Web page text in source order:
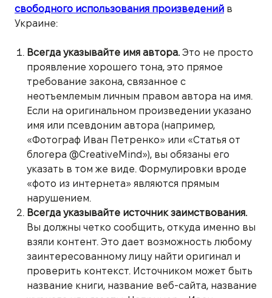
свободного использования произведений в
Украине:
Всегда указывайте имя автора. Это не просто
проявление хорошего тона, это прямое
требование закона, связанное с
неотъемлемым личным правом автора на имя.
Если на оригинальном произведении указано
имя или псевдоним автора (например,
«Фотограф Иван Петренко» или «Статья от
блогера @CreativeMind»), вы обязаны его
указать в том же виде. Формулировки вроде
«фото из интернета» являются прямым
нарушением.
Всегда указывайте источник заимствования.
Вы должны четко сообщить, откуда именно вы
взяли контент. Это дает возможность любому
заинтересованному лицу найти оригинал и
проверить контекст. Источником может быть
название книги, название веб-сайта, название